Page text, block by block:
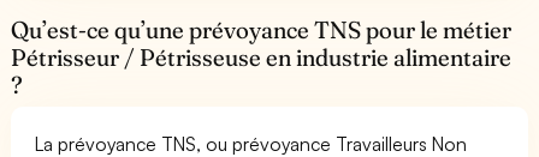
Qu’est-ce qu’une prévoyance TNS pour le métier
Pétrisseur / Pétrisseuse en industrie alimentaire
?
La prévoyance TNS, ou prévoyance Travailleurs Non